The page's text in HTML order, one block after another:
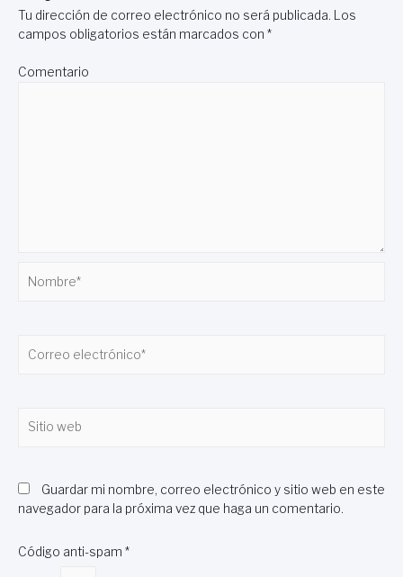
Tu dirección de correo electrónico no será publicada. Los
campos obligatorios están marcados con *
Comentario
electrónico*
web
Guardar mi nombre, correo electrónico y sitio web en este
navegador para la próxima vez que haga un comentario.
Código anti-spam *